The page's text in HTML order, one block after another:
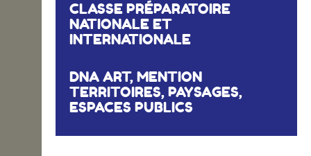
CLASSE PRÉPARATOIRE
NATIONALE ET
INTERNATIONALE
DNA ART, MENTION
TERRITOIRES, PAYSAGES,
ESPACES PUBLICS